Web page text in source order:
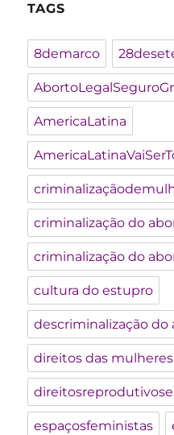
TAGS
8demarco
AmericaLatina
criminalização do
criminalização do
cultura do estupro
descriminalização do
direitos das mulheres
espaçosfeministas